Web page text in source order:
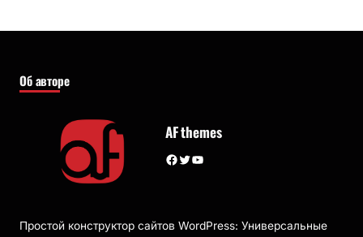
к
Об авторе
AF themes
Facebook Twitter YouTube
Простой конструктор сайтов WordPress: Универсальные